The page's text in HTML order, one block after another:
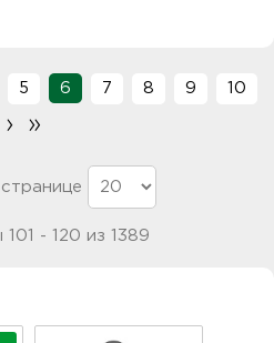
5 6 7 8 9 10
› »
101 - 120 из 1389